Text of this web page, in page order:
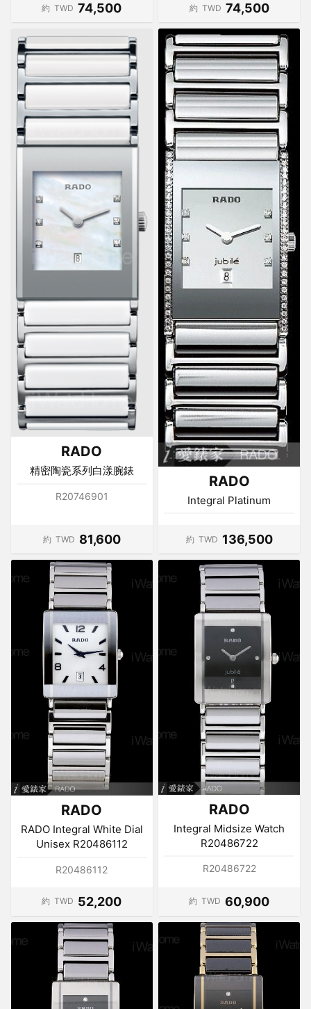
約 TWD 74,500 約 TWD 74,500
RADO
精密陶瓷系列白漾腕錶
R20746901
約 TWD 81,600
RADO
Integral Platinum
約 TWD 136,500
RADO
RADO Integral White Dial
Unisex R20486112
R20486112
約 TWD 52,200
RADO
Integral Midsize Watch
R20486722
R20486722
約 TWD 60,900